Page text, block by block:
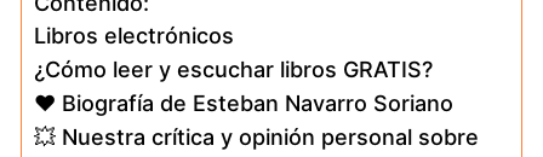
Libros electrónicos
¿Cómo leer y escuchar libros GRATIS?
❤️ Biografía de Esteban Navarro Soriano
💥 Nuestra crítica y opinión personal sobre